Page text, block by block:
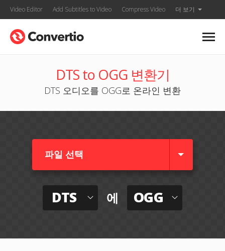
Video Editor Add Subtitles to Video Compress Video 더 보기
DTS to OGG 변환기
DTS 오디오를 OGG로 온라인 변환
파일 선택
DTS 에 OGG